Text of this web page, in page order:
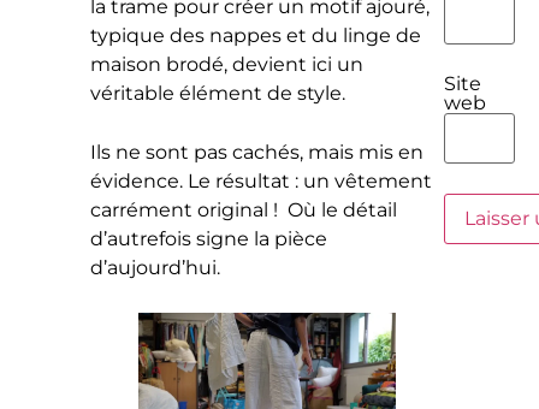
la trame pour créer un motif ajouré,
typique des nappes et du linge de
maison brodé, devient ici un
véritable élément de style.
Ils ne sont pas cachés, mais mis en
évidence. Le résultat : un vêtement
carrément original ! Où le détail
d’autrefois signe la pièce
d’aujourd’hui.
Site
web